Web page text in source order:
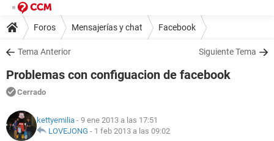
Foros Mensajerías y chat Facebook
Tema Anterior Siguiente Tema
Problemas con configuacion de facebook
Cerrado
kettyemilia - 9 ene 2013 a las 17:51
LOVEJONG - 1 feb 2013 a las 09:02